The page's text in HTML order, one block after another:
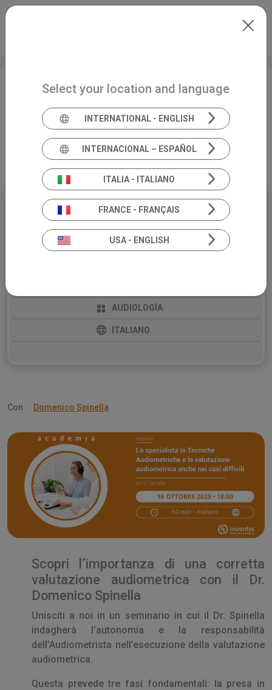
Skip to main content
Lo specialista in Tecniche
Audiometriche e la
valutazione audiometrica
anche nei casi difficili
16
OCTOBER
AUDIOLOGÍA
ITALIANO
Con : Domenico Spinella
Scopri l’importanza di una corretta
valutazione audiometrica con il Dr.
Domenico Spinella
Unisciti a noi in un seminario in cui il Dr. Spinella
indagherà l’autonomia e la responsabilità
dell’Audiometrista nell’esecuzione della valutazione
audiometrica.
Questa prevede tre fasi fondamentali: la presa in
Select your location and language
INTERNATIONAL - ENGLISH
INTERNACIONAL – ESPAÑOL
ITALIA - ITALIANO
FRANCE - FRANÇAIS
USA - ENGLISH